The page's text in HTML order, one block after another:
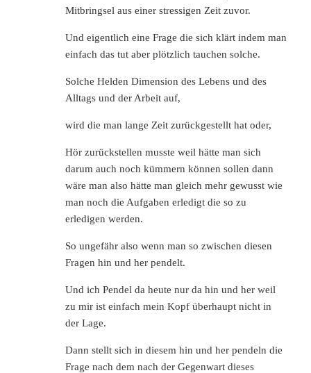
Mitbringsel aus einer stressigen Zeit zuvor.
Und eigentlich eine Frage die sich klärt indem man
einfach das tut aber plötzlich tauchen solche.
Solche Helden Dimension des Lebens und des
Alltags und der Arbeit auf,
wird die man lange Zeit zurückgestellt hat oder,
Hör zurückstellen musste weil hätte man sich
darum auch noch kümmern können sollen dann
wäre man also hätte man gleich mehr gewusst wie
man noch die Aufgaben erledigt die so zu
erledigen werden.
So ungefähr also wenn man so zwischen diesen
Fragen hin und her pendelt.
Und ich Pendel da heute nur da hin und her weil
zu mir ist einfach mein Kopf überhaupt nicht in
der Lage.
Dann stellt sich in diesem hin und her pendeln die
Frage nach dem nach der Gegenwart dieses